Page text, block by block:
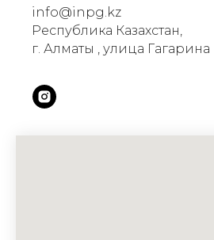
info@inpg.kz
Республика Казахстан,
г. Алматы , улица